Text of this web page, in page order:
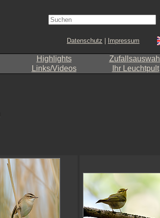
Datenschutz Impressum
Highlights
Zufallsauswahl
Links/Videos Ihr Leuchtpult